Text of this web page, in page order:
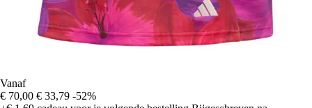
Vanaf
€ 70,00 € 33,79 -52%